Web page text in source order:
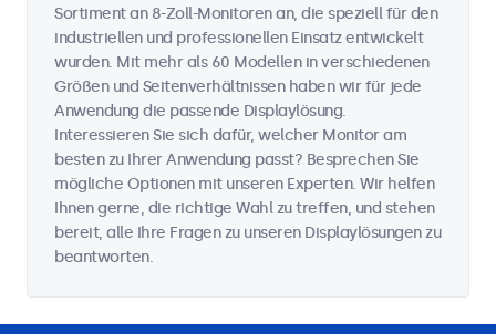
Sortiment an 8-Zoll-Monitoren an, die speziell für den
industriellen und professionellen Einsatz entwickelt
wurden. Mit mehr als 60 Modellen in verschiedenen
Größen und Seitenverhältnissen haben wir für jede
Anwendung die passende Displaylösung.
Interessieren Sie sich dafür, welcher Monitor am
besten zu Ihrer Anwendung passt? Besprechen Sie
mögliche Optionen mit unseren Experten. Wir helfen
Ihnen gerne, die richtige Wahl zu treffen, und stehen
bereit, alle Ihre Fragen zu unseren Displaylösungen zu
beantworten.